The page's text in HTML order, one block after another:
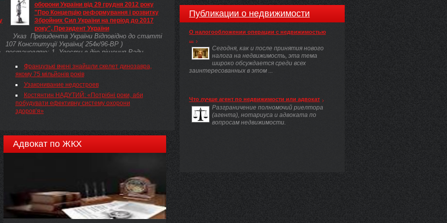
оборони України від 29 грудня 2012 року
"Про Концепцію реформування і розвитку
Збройних Сил України на період до 2017
року", Президент України
Указ Президента України Відповідно до статті
107 Конституції України( 254к/96-ВР )
постановляю: 1. Увести в дію рішення Ради
грудня 2012 року "Про Концепцію реформування і
розвитку Збройних Сил України на період до 2017
року"( n0006525-12 ) (додається).
Французькі вчені знайшли скелет динозавра,
якому 75 мільйонів років
Узаконивание недостроев
Костянтин НАДУТИЙ: «Потрібні роки, аби
побудувати ефективну систему охорони
здоров’я»
Адвокат по ЖКХ
Публикации о недвижимости
О налогообложении операции с недвижимостью
...
Сегодня, как и после принятия нового
налога на недвижимость, эта тема
широко обсуждается среди всех
заинтересованных в этом ...
Что лучше агент по недвижимости или адвокат
Разграничение полномочий риелтора
(агента), нотариуса и адвоката по
вопросам недвижимости.